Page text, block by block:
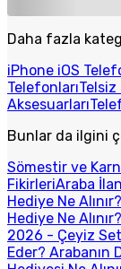
Daha fazla
iPhone iOS
Telefonları
Aksesuarları
Bunlar da ilgini
Sömestir ve
FikirleriAraba
Hediye Ne
Hediye Ne
2026 - Çeyiz
Eder? Arabanın